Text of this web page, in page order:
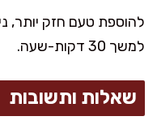
להוספת טעם חזק יותר,
למשך 30 דקות-שעה.
שאלות ותשובות